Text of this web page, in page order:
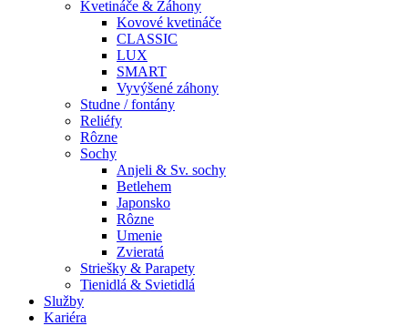
Kvetináče & Záhony
Kovové kvetináče
CLASSIC
LUX
SMART
Vyvýšené záhony
Studne / fontány
Reliéfy
Rôzne
Sochy
Anjeli & Sv. sochy
Betlehem
Japonsko
Rôzne
Umenie
Zvieratá
Striešky & Parapety
Tienidlá & Svietidlá
Služby
Kariéra